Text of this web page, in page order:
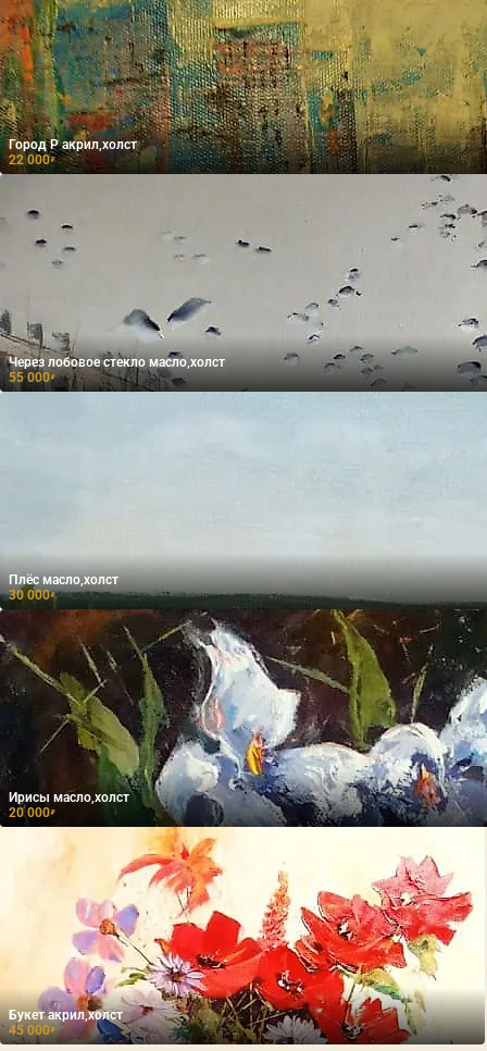
Город Р акрил,холст
22 000₽
Через лобовое стекло масло,холст
55 000₽
Плёс масло,холст
30 000₽
Ирисы масло,холст
20 000₽
Букет акрил,холст
45 000₽